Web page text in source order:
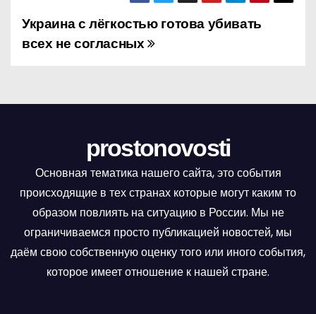
Н
ц
и
Украина с лёгкостью готова убивать
всех не согласных
prostonovosti
Основная тематика нашего сайта, это события
происходящие в тех странах которые могут каким то
образом повлиять на ситуацию в России. Мы не
ограничиваемся просто публикацией новостей, мы
даём свою собственную оценку того или иного события,
которое имеет отношение к нашей стране.